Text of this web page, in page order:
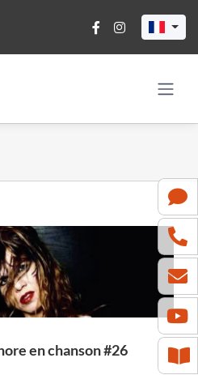
en chanson #26